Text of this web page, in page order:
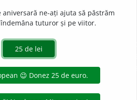
(O imagine ~.) 2. cam, excesiv,
mare, ridicat, scump, ( )
despotic, samavolnic,
aniversară ne-ați ajuta să păstrăm
tuturor și pe viitor.